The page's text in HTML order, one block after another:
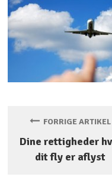
FORRIGE ARTIKEL
Dine rettigheder
dit fly er aflyst